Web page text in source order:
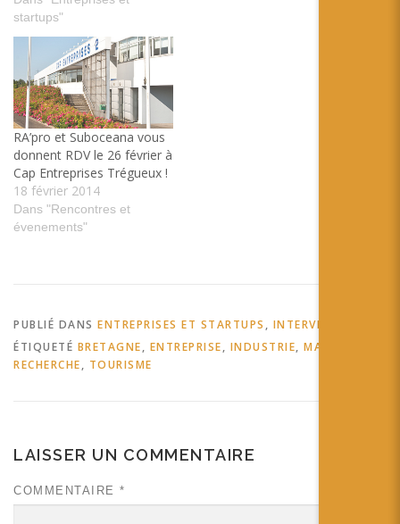
startups"
RA’pro et Suboceana vous
donnent RDV le 26 février à
Cap Entreprises Trégueux !
18 février 2014
Dans "Rencontres et
évenements"
PUBLIÉ DANS ENTREPRISES ET STARTUPS , INTERVIEW
ÉTIQUETÉ BRETAGNE, ENTREPRISE, INDUSTRIE, MARIN
RECHERCHE, TOURISME
LAISSER UN COMMENTAIRE
COMMENTAIRE *